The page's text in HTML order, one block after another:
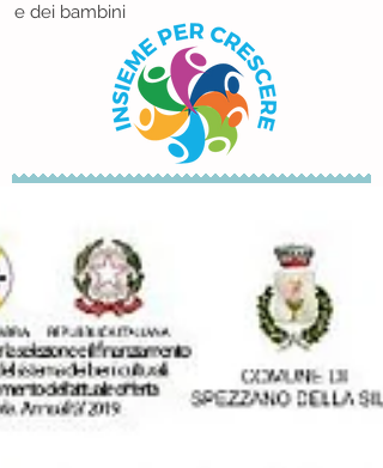
e dei bambini